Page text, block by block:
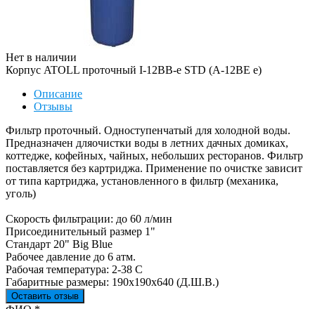
Нет в наличии
Корпус ATOLL проточный I-12BB-e STD (A-12BE e)
Описание
Отзывы
Фильтр проточный. Одноступенчатый для холодной воды.
Предназначен дляочистки воды в летних дачных домиках,
коттедже, кофейных, чайных, небольших ресторанов. Фильтр
поставляется без картриджа. Применение по очистке зависит
от типа картриджа, установленного в фильтр (механика,
уголь)
Скорость фильтрации: до 60 л/мин
Присоединительный размер 1"
Стандарт 20" Big Blue
Рабочее давление до 6 атм.
Рабочая температура: 2-38 С
Габаритные размеры: 190х190х640 (Д.Ш.В.)
Оставить отзыв